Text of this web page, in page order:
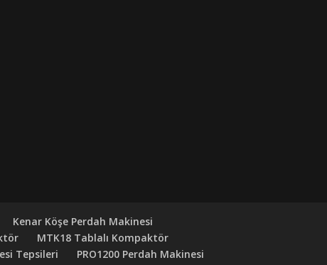
Kenar Köşe Perdah Makinesi
MTK18 Tablalı Kompaktör
Tepsileri
PRO1200 Perdah Makinesi